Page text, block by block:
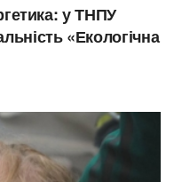
у ТНПУ
«Екологічна